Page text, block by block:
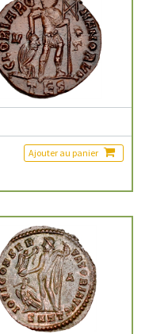
Ajouter au panier